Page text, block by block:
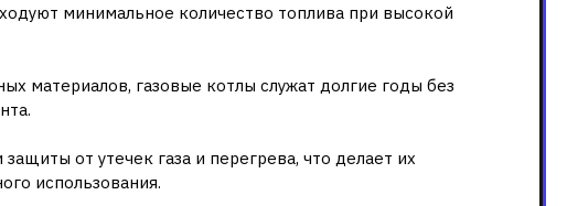
минимальное количество топлива при высокой
материалов, газовые котлы служат долгие годы без
от утечек газа и перегрева, что делает их
использования.